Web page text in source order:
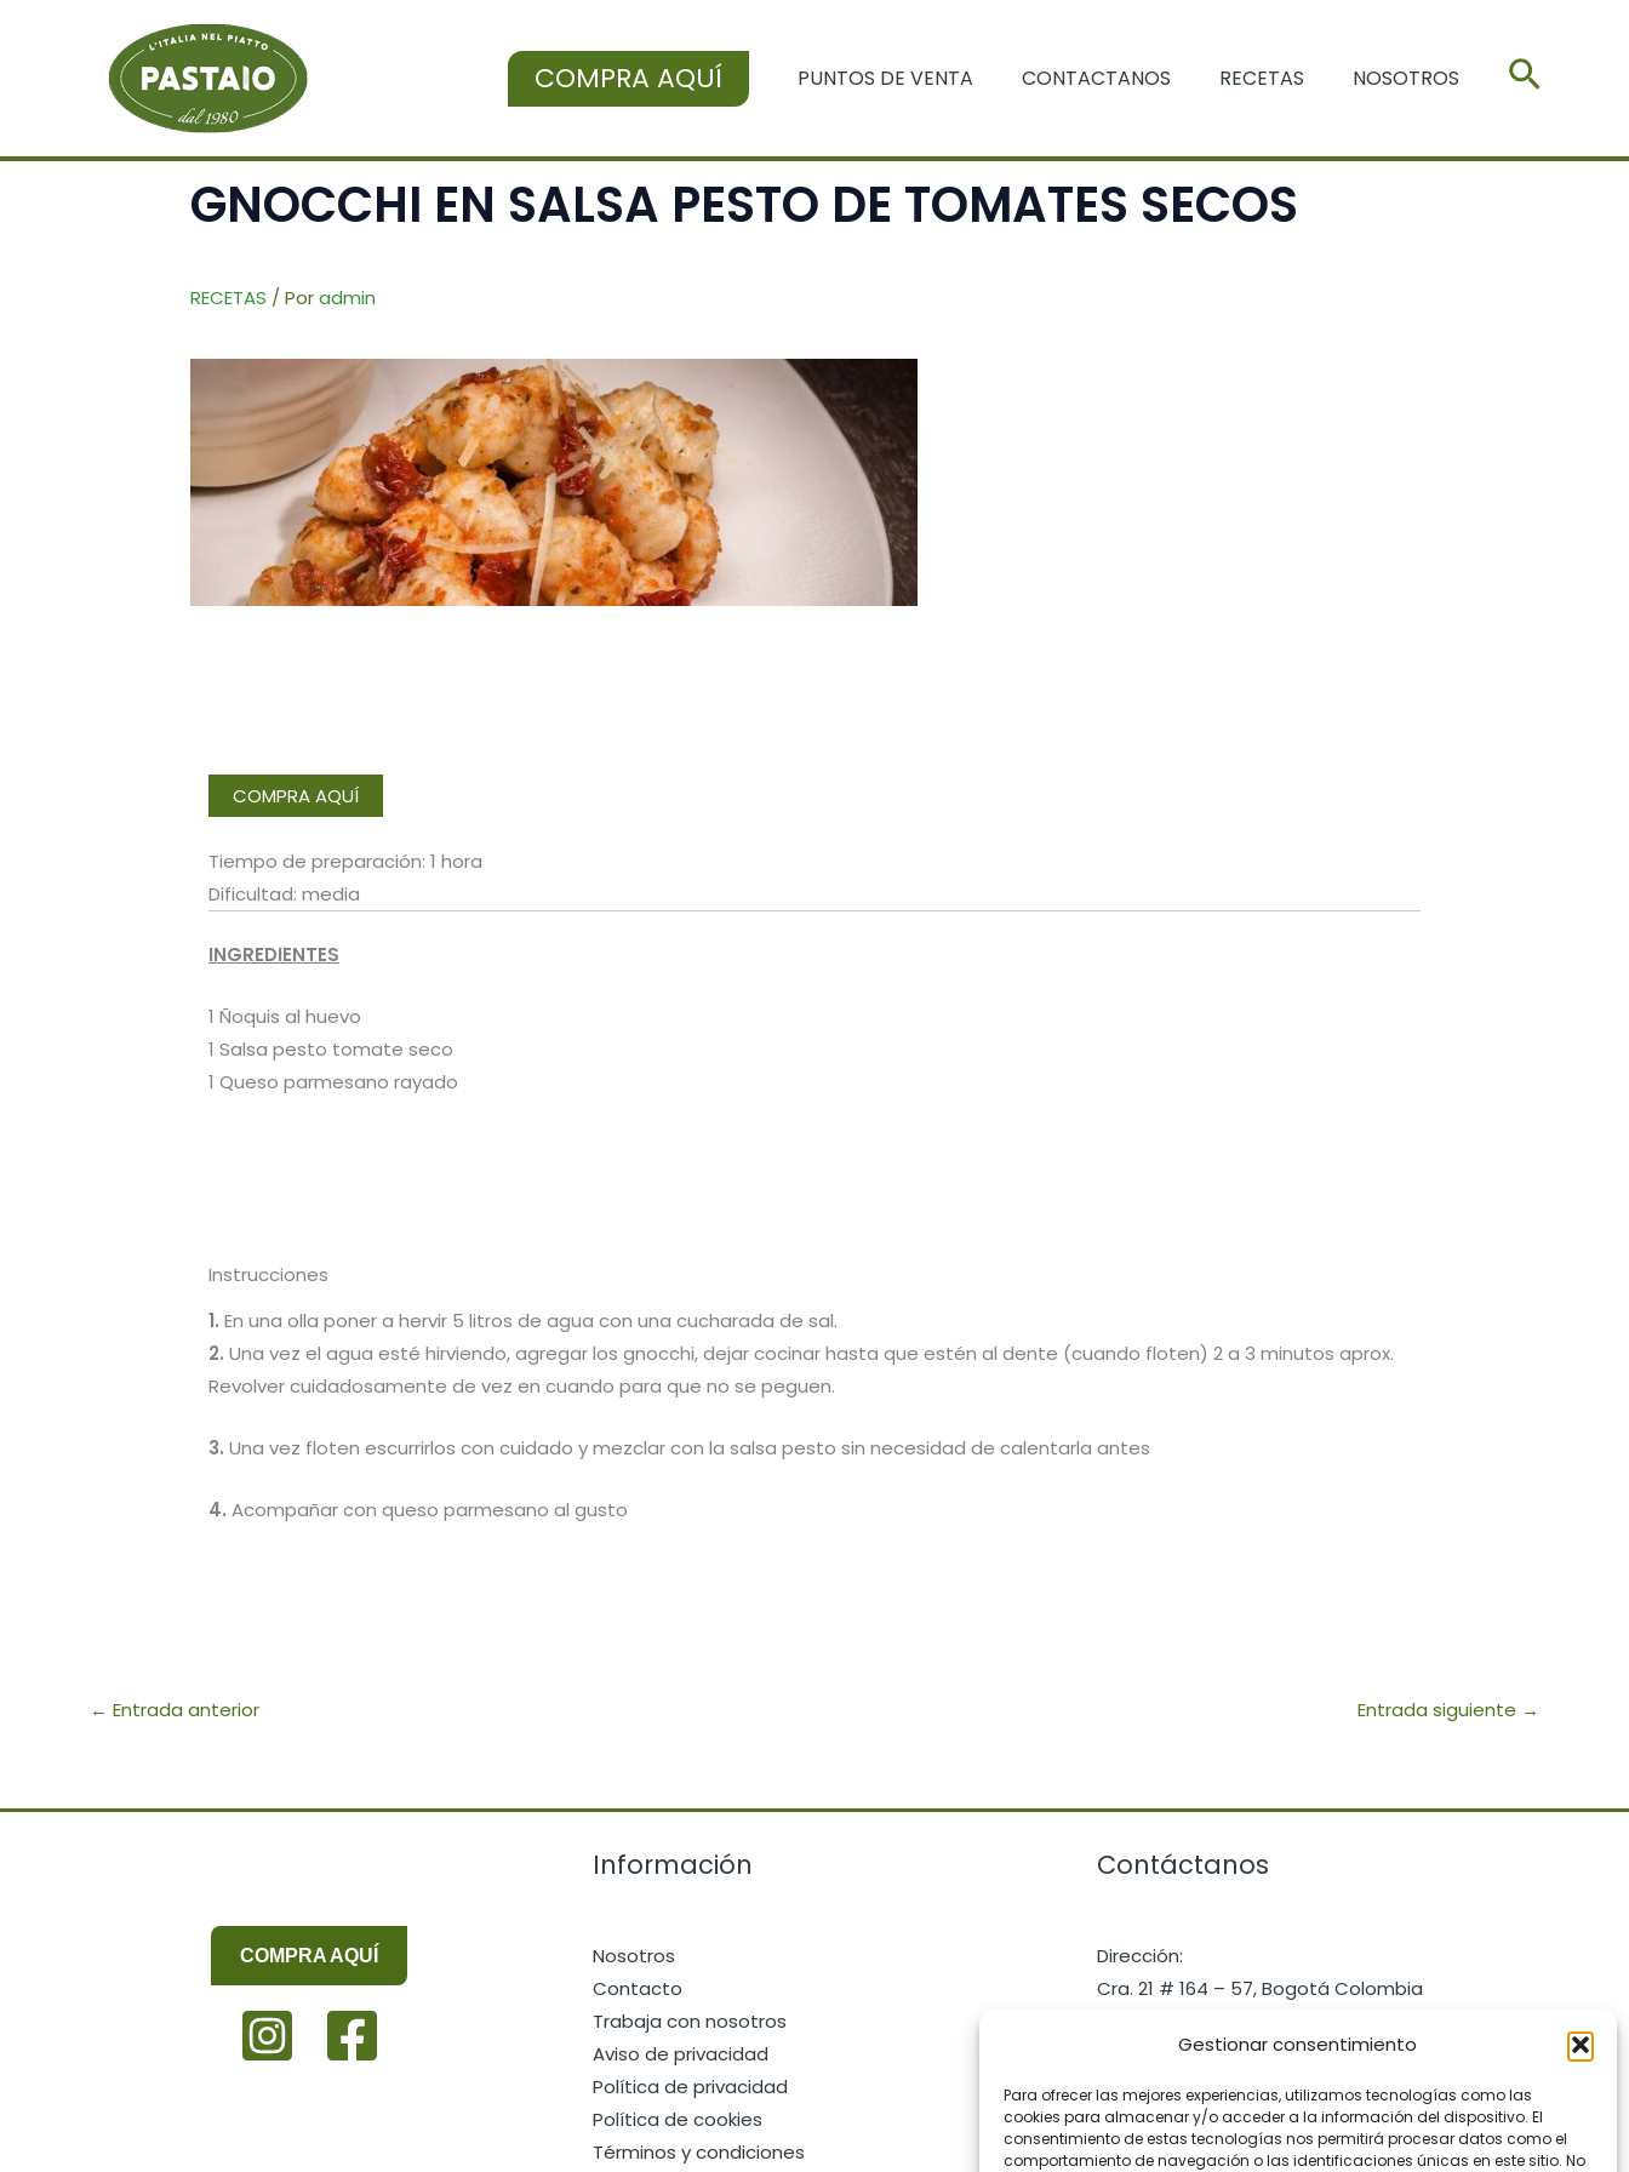
Gestionar consentimiento
Para ofrecer las mejores experiencias, utilizamos tecnologías como las
cookies para almacenar y/o acceder a la información del dispositivo. El
consentimiento de estas tecnologías nos permitirá procesar datos como el
comportamiento de navegación o las identificaciones únicas en este sitio. No
COMPRA AQUÍ PUNTOS DE VENTA CONTACTANOS RECETAS NOSOTROS Buscar
GNOCCHI EN SALSA PESTO DE TOMATES SECOS
RECETAS / Poradmin
COMPRA AQUÍ
Tiempo de preparación: 1 hora
Dificultad: media
INGREDIENTES
1 Ñoquis al huevo
1 Salsa pesto tomate seco
1 Queso parmesano rayado
Instrucciones
1.En una olla poner a hervir 5 litros de agua con una cucharada de sal.
2.Una vez el agua esté hirviendo, agregar los gnocchi, dejar cocinar hasta que estén al dente (cuando floten) 2 a 3 minutos aprox.
Revolver cuidadosamente de vez en cuando para que no se peguen.
3.Una vez floten escurrirlos con cuidado y mezclar con la salsa pesto sin necesidad de calentarla antes
4.Acompañar con queso parmesano al gusto
← Entrada anterior Entrada siguiente →
COMPRA AQUÍ
Información
Nosotros
Contacto
Trabaja con nosotros
Aviso de privacidad
Política de privacidad
Política de cookies
Términos y condiciones
Contáctanos
Dirección:
Cra. 21 # 164 – 57, Bogotá Colombia
Email: contact@pastaio.co